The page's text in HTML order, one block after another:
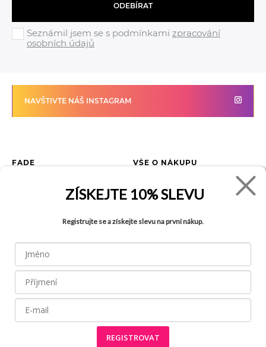
ODEBÍRAT
Seznámil jsem se s podmínkami zpracování
osobních údajů
NAVŠTIVTE NÁŠ INSTAGRAM
FADE
Blog
VŠE O NÁKUPU
Jak reklamovat zboží
Tabulka velikostí
Recyklace
Všechny práva vyhrazena © 2026
ZÍSKEJTE 10% SLEVU
Registrujte se a získejte slevu na první nákup.
REGISTROVAT